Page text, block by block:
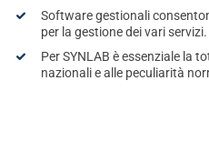
Software gestionali
per la gestione dei vari servizi.
Per SYNLAB è essenziale la
nazionali e alle peculiarità